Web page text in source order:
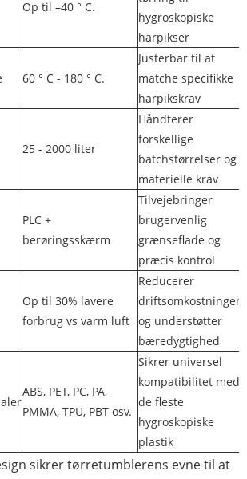
Op til –40 ° C.
hygroskopiske
harpikser
60 ° C - 180 ° C.
Justerbar til at
matche specifikke
harpikskrav
25 - 2000 liter
Håndterer
forskellige
batchstørrelser og
materielle krav
PLC +
berøringsskærm
Tilvejebringer
brugervenlig
grænseflade og
præcis kontrol
Op til 30% lavere
forbrug vs varm luft
Reducerer
driftsomkostninger
og understøtter
bæredygtighed
ABS, PET, PC, PA,
PMMA, TPU, PBT osv.
Sikrer universel
kompatibilitet med
de fleste
hygroskopiske
plastik
sikrer tørretumblerens evne til at